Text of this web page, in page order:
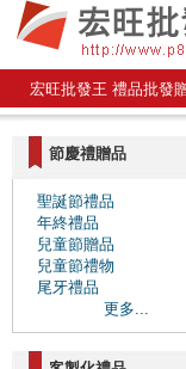
宏旺批發王 禮品批發
節慶禮贈品
聖誕節禮品
年終禮品
兒童節贈品
兒童節禮物
尾牙禮品
更多...